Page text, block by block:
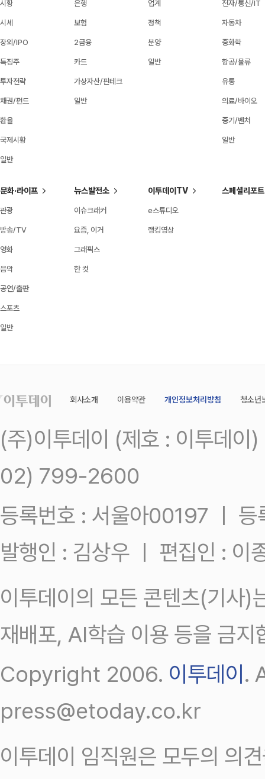
시황
시세
장외/IPO
특징주
투자전략
채권/펀드
환율
국제시황
일반
은행
보험
2금융
카드
가상자산/핀테크
일반
업계
정책
분양
일반
전자/통신/IT
자동차
중화학
항공/물류
유통
의료/바이오
중기/벤처
일반
문화·라이프
관광
방송/TV
영화
음악
공연/출판
스포츠
일반
뉴스발전소
이슈크래커
요즘, 이거
그래픽스
한 컷
이투데이TV
e스튜디오
랭킹영상
스페셜리포트
회사소개 이용약관 개인정보처리방침 청소년
(주)이투데이 (제호 : 이투데
02) 799-2600
등록번호 : 서울아00197 ㅣ
발행인 : 김상우 ㅣ 편집인 : 이
이투데이의 모든 콘텐츠(기사)
재배포, AI학습 이용 등을 금지
Copyright 2006. 이투데이 .
press@etoday.co.kr
이투데이 임직원은 모두의 의